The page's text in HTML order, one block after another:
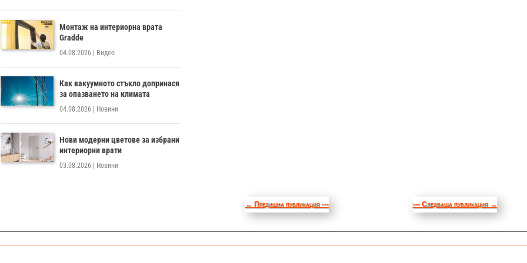
Монтаж на интериорна врата
Gradde
04.08.2026 Видео
Как вакуумното стъкло допринася
за опазването на климата
04.08.2026 Новини
Нови модерни цветове за избрани
интериорни врати
03.08.2026 Новини
← Предишна публикация --- --- Следваща публикация →